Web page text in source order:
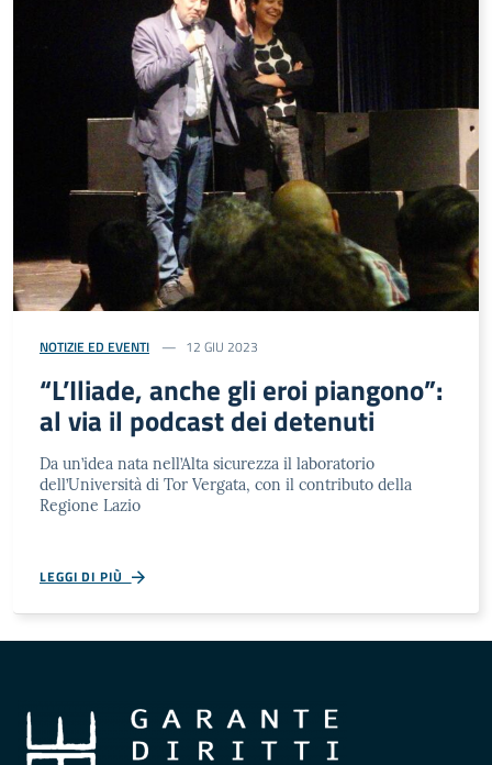
NOTIZIE ED EVENTI 12 GIU 2023
“L’Iliade, anche gli eroi piangono”:
al via il podcast dei detenuti
Da un’idea nata nell’Alta sicurezza il laboratorio
dell’Università di Tor Vergata, con il contributo della
Regione Lazio
LEGGI DI PIÙ